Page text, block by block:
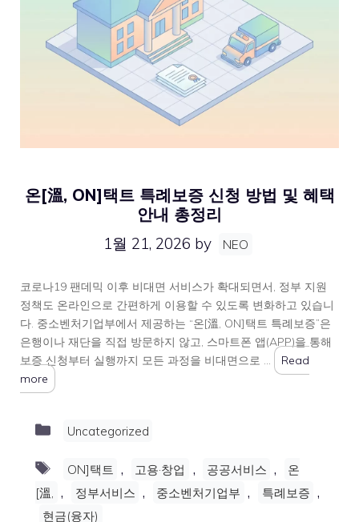
온[溫, ON]택트 특례보증 신청 방법 및 혜택
안내 총정리
1월 21, 2026 by NEO
코로나19 팬데믹 이후 비대면 서비스가 확대되면서, 정부 지원
정책도 온라인으로 간편하게 이용할 수 있도록 변화하고 있습니
다. 중소벤처기업부에서 제공하는 “온[溫, ON]택트 특례보증”은
은행이나 재단을 직접 방문하지 않고, 스마트폰 앱(APP)을 통해
보증 신청부터 실행까지 모든 과정을 비대면으로 …
Read
more
Categories
Uncategorized
Tags
ON]택트 , 고용·창업 , 공공서비스 ,
온
[溫,
, 정부서비스 , 중소벤처기업부 , 특례보증 ,
현금(융자)